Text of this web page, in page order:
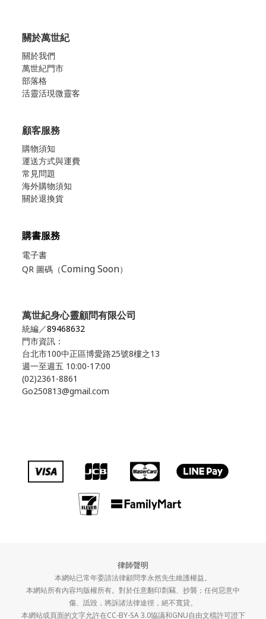
關於萬世紀
關於我們
萬世紀門市
部落格
活靈活現微靈客
顧客服務
購物須知
運送方式與運費
常見問題
海外購物須知
關於退換貨
購書服務
電子書
QR 圖碼（Coming Soon）
萬世紀身心靈顧問有限公司
統編／89468632
門市資訊：
台北市100中正區博愛路25號8樓之13
週一至週五 10:00-17:00
(02)2361-8861
Go250813@gmail.com
律師聲明
本網站已常年委請法律顧問李永然先生維護權益。
本網站所有內容均版權所有。對於任意翻印剽竊、抄襲；任何惡意中
傷、詆毀，將訴諸法律途徑，絕不寬貸。
本網站或頁面的文字允許在CC-BY-SA 3.0協議和GNU自由文檔許可證下